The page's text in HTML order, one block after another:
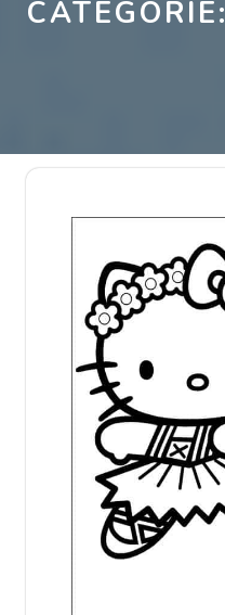
CATEGORIE: